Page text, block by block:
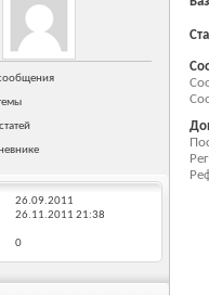
26.09.2011
26.11.2011 21:38
0